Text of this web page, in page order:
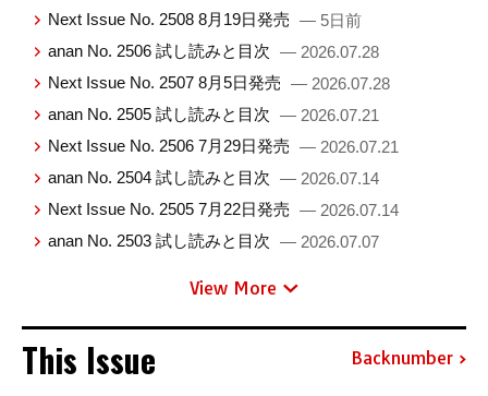
Next Issue No. 2508 8月19日発売 — 5日前
anan No. 2506 試し読みと目次 — 2026.07.28
Next Issue No. 2507 8月5日発売 — 2026.07.28
anan No. 2505 試し読みと目次 — 2026.07.21
Next Issue No. 2506 7月29日発売 — 2026.07.21
anan No. 2504 試し読みと目次 — 2026.07.14
Next Issue No. 2505 7月22日発売 — 2026.07.14
anan No. 2503 試し読みと目次 — 2026.07.07
View More
This Issue Backnumber